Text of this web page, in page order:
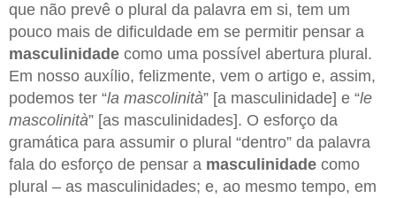
que não prevê o plural da palavra em si, tem um
pouco mais de dificuldade em se permitir pensar a
masculinidade como uma possível abertura plural.
Em nosso auxílio, felizmente, vem o artigo e, assim,
podemos ter “la mascolinità” [a masculinidade] e “le
mascolinità” [as masculinidades]. O esforço da
gramática para assumir o plural “dentro” da palavra
fala do esforço de pensar a masculinidade como
plural – as masculinidades; e, ao mesmo tempo, em